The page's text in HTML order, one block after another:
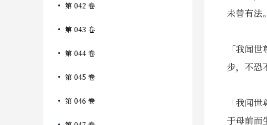
第 042 卷
第 043 卷
第 044 卷
第 045 卷
第 046 卷